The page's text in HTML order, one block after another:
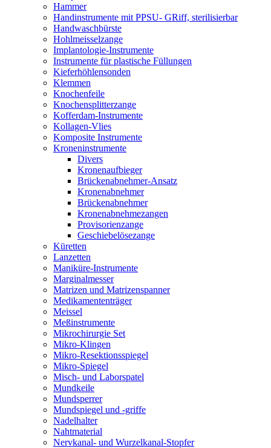
Hammer
Handinstrumente mit PPSU- GRiff, sterilisierbar
Handwaschbürste
Hohlmeisselzange
Implantologie-Instrumente
Instrumente für plastische Füllungen
Kieferhöhlensonden
Klemmen
Knochenfeile
Knochensplitterzange
Kofferdam-Instrumente
Kollagen-Vlies
Komposite Instrumente
Kroneninstrumente
Divers
Kronenaufbieger
Brückenabnehmer-Ansatz
Kronenabnehmer
Brückenabnehmer
Kronenabnehmezangen
Provisorienzange
Geschiebelösezange
Küretten
Lanzetten
Maniküre-Instrumente
Marginalmesser
Matrizen und Matrizenspanner
Medikamententräger
Meissel
Meßinstrumente
Mikrochirurgie Set
Mikro-Klingen
Mikro-Resektionsspiegel
Mikro-Spiegel
Misch- und Laborspatel
Mundkeile
Mundsperrer
Mundspiegel und -griffe
Nadelhalter
Nahtmaterial
Nervkanal- und Wurzelkanal-Stopfer